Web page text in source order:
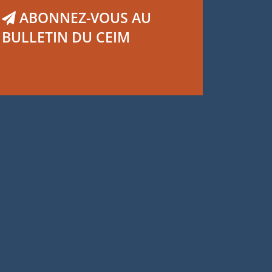
ABONNEZ-VOUS AU
BULLETIN DU CEIM